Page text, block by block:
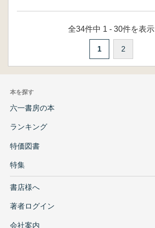
全34件中 1 - 30件を表示
1 2
本を探す
六一書房の本
ランキング
特価図書
特集
書店様へ
著者ログイン
会社案内